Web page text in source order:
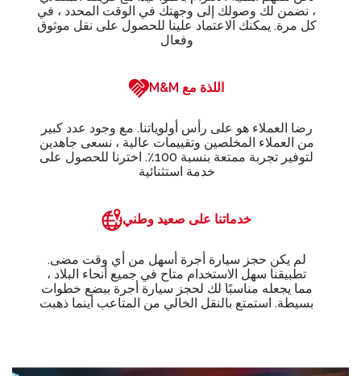
، نضمن لك وصولك إلى وجهتك في الوقت المحدد ، في
كل مرة. يمكنك الاعتماد علينا للحصول على نقل موثوق
وفعال
M&M اللذة مع
رضا العملاء هو على رأس أولوياتنا. مع وجود عدد كبير
من العملاء المخلصين وتقييمات عالية ، نسعى جاهدين
لتوفير تجربة ممتعة بنسبة 100٪. اخترنا للحصول على
خدمة استثنائية
خدماتنا على صعيد وطني
لم يكن حجز سيارة أجرة أسهل من أي وقت مضى.
تطبيقنا سهل الاستخدام متاح في جميع أنحاء البلاد ،
مما يجعله مناسبًا لك لحجز سيارة أجرة ببضع خطوات
بسيطة. استمتع بالنقل الخالي من المتاعب أينما ذهبت